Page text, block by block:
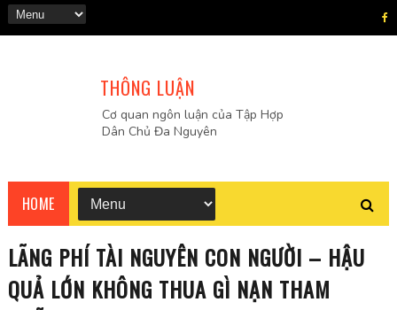
THÔNG LUẬN
Cơ quan ngôn luận của Tập Hợp
Dân Chủ Đa Nguyên
HOME
LÃNG PHÍ TÀI NGUYÊN CON NGƯỜI – HẬU
QUẢ LỚN KHÔNG THUA GÌ NẠN THAM